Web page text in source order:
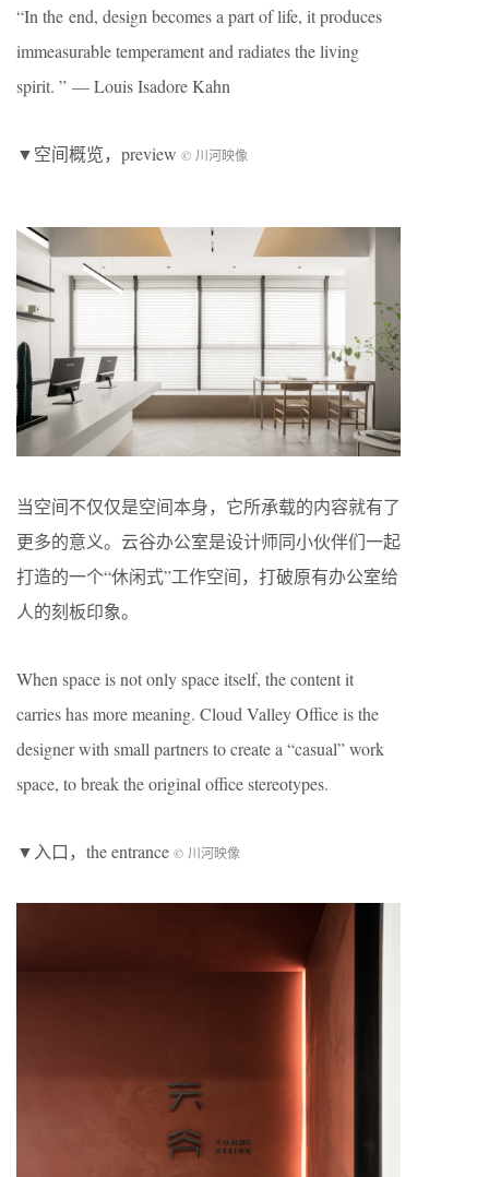
“In the end, design becomes a part of life, it produces
immeasurable temperament and radiates the living
spirit. ” — Louis Isadore Kahn
▼空间概览，preview © 川河映像
当空间不仅仅是空间本身，它所承载的内容就有了
更多的意义。云谷办公室是设计师同小伙伴们一起
打造的一个“休闲式”工作空间，打破原有办公室给
人的刻板印象。
When space is not only space itself, the content it
carries has more meaning. Cloud Valley Office is the
designer with small partners to create a “casual” work
space, to break the original office stereotypes.
▼入口，the entrance © 川河映像